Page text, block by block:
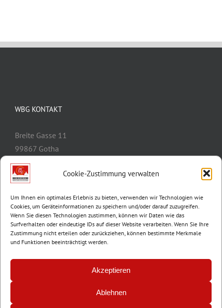
Cookie-Zustimmung verwalten
Um Ihnen ein optimales Erlebnis zu bieten, verwenden wir Technologien wie
Cookies, um Geräteinformationen zu speichern und/oder darauf zuzugreifen.
Wenn Sie diesen Technologien zustimmen, können wir Daten wie das
Surfverhalten oder eindeutige IDs auf dieser Website verarbeiten. Wenn Sie Ihre
Zustimmung nicht erteilen oder zurückziehen, können bestimmte Merkmale
und Funktionen beeinträchtigt werden.
Akzeptieren
Ablehnen
WBG KONTAKT
Breite Gasse 11
99867 Gotha
Telefon:
E-Mail:
info@wbg-gotha.de